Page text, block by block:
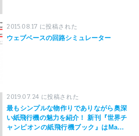
2015.08.17 に投稿された
ウェブベースの回路シミュレーター
2019.07.24 に投稿された
最もシンプルな物作りでありながら奥深
い紙飛行機の魅力を紹介！ 新刊『世界チ
ャンピオンの紙飛行機ブック』はMaker